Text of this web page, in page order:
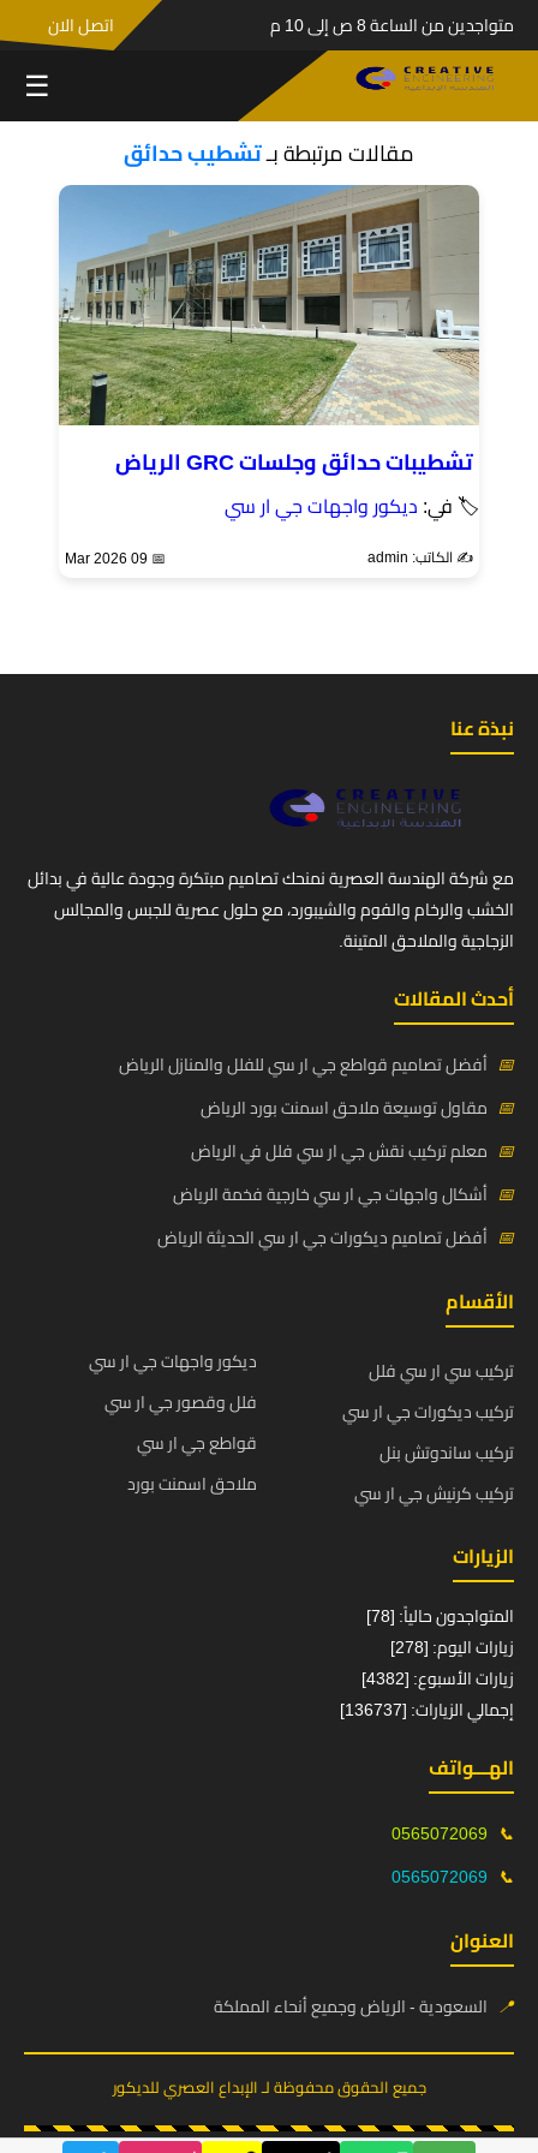
متواجدين من الساعة 8 ص إلى 10 م اتصل الان
☰
مقالات مرتبطة بـتشطيب حدائق
تشطيبات حدائق وجلسات GRC الرياض
🏷 في: ديكور واجهات جي ار سي
✍️ الكاتب: admin 📅 09 Mar 2026
نبذة عنا
مع شركة الهندسة العصرية نمنحك تصاميم مبتكرة وجودة عالية في بدائل
الخشب والرخام والفوم والشيبورد، مع حلول عصرية للجبس والمجالس
الزجاجية والملاحق المتينة.
أحدث المقالات
📅 أفضل تصاميم قواطع جي ار سي للفلل والمنازل الرياض
📅 مقاول توسيعة ملاحق اسمنت بورد الرياض
📅 معلم تركيب نقش جي ار سي فلل في الرياض
📅 أشكال واجهات جي ار سي خارجية فخمة الرياض
📅 أفضل تصاميم ديكورات جي ار سي الحديثة الرياض
الأقسام
تركيب سي ار سي فلل
تركيب ديكورات جي ار سي
تركيب ساندوتش بنل
تركيب كرنيش جي ار سي
ديكور واجهات جي ار سي
فلل وقصور جي ار سي
قواطع جي ار سي
ملاحق اسمنت بورد
الزيارات
المتواجدون حالياً: [78]
زيارات اليوم: [278]
زيارات الأسبوع: [4382]
إجمالي الزيارات: [136737]
الهـــواتف
📞
0565072069
📞
0565072069
العنوان
📍 السعودية - الرياض وجميع أنحاء المملكة
جميع الحقوق محفوظة لـ الإبداع العصري للديكور